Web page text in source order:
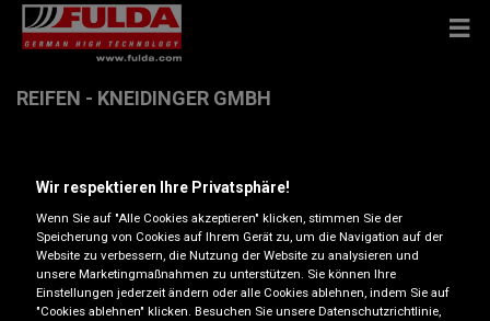
REIFEN - KNEIDINGER GMBH
Anfahrtsbeschreibung
Telefonnummer anzeigen
Wir respektieren Ihre Privatsphäre!
Wenn Sie auf "Alle Cookies akzeptieren" klicken, stimmen Sie der
Speicherung von Cookies auf Ihrem Gerät zu, um die Navigation auf der
Website zu verbessern, die Nutzung der Website zu analysieren und
unsere Marketingmaßnahmen zu unterstützen. Sie können Ihre
Einstellungen jederzeit ändern oder alle Cookies ablehnen, indem Sie auf
"Cookies ablehnen" klicken. Besuchen Sie unsere Datenschutzrichtlinie,